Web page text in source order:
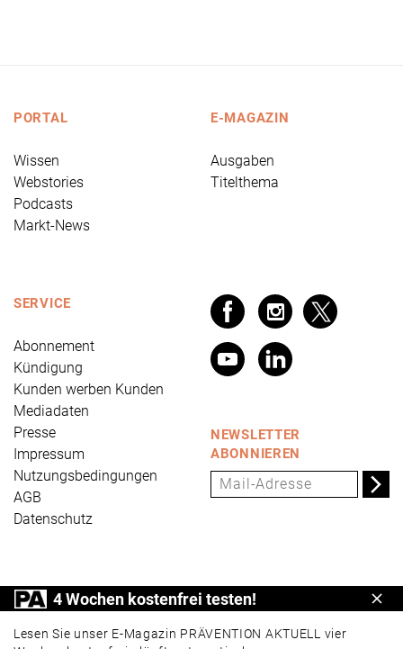
PORTAL
Wissen
Webstories
Podcasts
Markt-News
E-MAGAZIN
Ausgaben
Titelthema
SERVICE
Abonnement
Kündigung
Kunden werben Kunden
Mediadaten
Presse
Impressum
Nutzungsbedingungen
AGB
Datenschutz
NEWSLETTER
ABONNIEREN
PRÄVENTION AKTUELL ist ein Produkt der Universum
Verlag GmbH, Wettinerstraße 3-5, 65189 Wiesbaden,
www.universum.de,info@universum.de
4 Wochen kostenfrei testen!
Lesen Sie unser E-Magazin PRÄVENTION AKTUELL vier